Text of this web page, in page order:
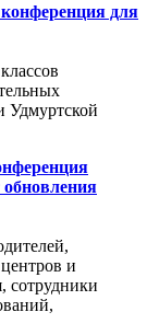
для
Удмуртской
и
сотрудники